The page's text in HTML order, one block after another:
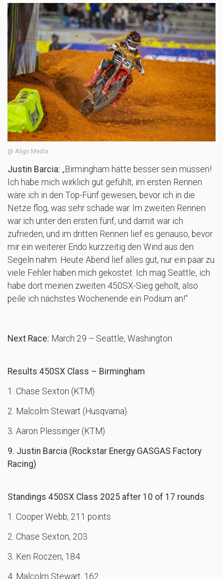
@ Align Media
Justin Barcia: „Birmingham hätte besser sein müssen!
Ich habe mich wirklich gut gefühlt, im ersten Rennen
wäre ich in den Top-Fünf gewesen, bevor ich in die
Netze flog, was sehr schade war. Im zweiten Rennen
war ich unter den ersten fünf, und damit war ich
zufrieden, und im dritten Rennen lief es genauso, bevor
mir ein weiterer Endo kurzzeitig den Wind aus den
Segeln nahm. Heute Abend lief alles gut, nur ein paar zu
viele Fehler haben mich gekostet. Ich mag Seattle, ich
habe dort meinen zweiten 450SX-Sieg geholt, also
peile ich nächstes Wochenende ein Podium an!“
Next Race: March 29 – Seattle, Washington
Results 450SX Class – Birmingham
1. Chase Sexton (KTM)
2. Malcolm Stewart (Husqvarna)
3. Aaron Plessinger (KTM)
9. Justin Barcia (Rockstar Energy GASGAS Factory
Racing)
Standings 450SX Class 2025 after 10 of 17 rounds
1. Cooper Webb, 211 points
2. Chase Sexton, 203
3. Ken Roczen, 184
4. Malcolm Stewart, 162